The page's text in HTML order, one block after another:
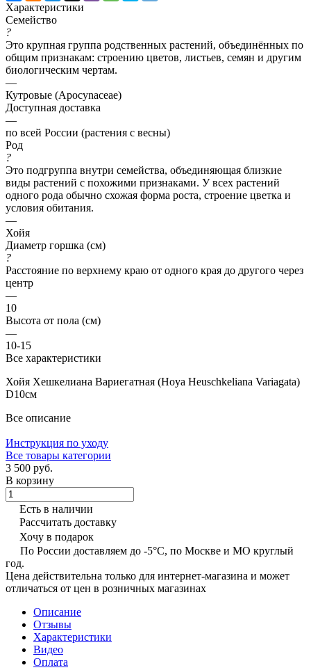
Характеристики
Семейство
?
Это крупная группа родственных растений, объединённых по
общим признакам: строению цветов, листьев, семян и другим
биологическим чертам.
—
Кутровые (Apocynaceae)
Доступная доставка
—
по всей России (растения с весны)
Род
?
Это подгруппа внутри семейства, объединяющая близкие
виды растений с похожими признаками. У всех растений
одного рода обычно схожая форма роста, строение цветка и
условия обитания.
—
Хойя
Диаметр горшка (см)
?
Расстояние по верхнему краю от одного края до другого через
центр
—
10
Высота от пола (см)
—
10-15
Все характеристики
Хойя Хешкелиана Вариегатная (Hoya Heuschkeliana Variagata)
D10см
Все описание
Инструкция по уходу
Все товары категории
3 500 руб.
В корзину
Есть в наличии
Рассчитать доставку
Хочу в подарок
По России доставляем до -5°C, по Москве и МО круглый
год.
Цена действительна только для интернет-магазина и может
отличаться от цен в розничных магазинах
Описание
Отзывы
Характеристики
Видео
Оплата